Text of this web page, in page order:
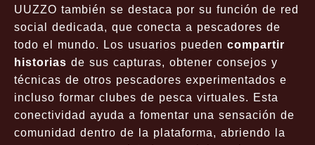
UUZZO también se destaca por su función de red
social
dedicada, que conecta a pescadores de
todo el mundo. Los usuarios pueden compartir
historias de sus capturas, obtener consejos y
técnicas de otros pescadores experimentados e
incluso formar clubes de pesca virtuales. Esta
conectividad ayuda a fomentar una sensación de
comunidad dentro de la plataforma, abriendo la